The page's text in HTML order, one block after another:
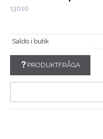
13010
Saldo i butik
PRODUKTFRÅGA